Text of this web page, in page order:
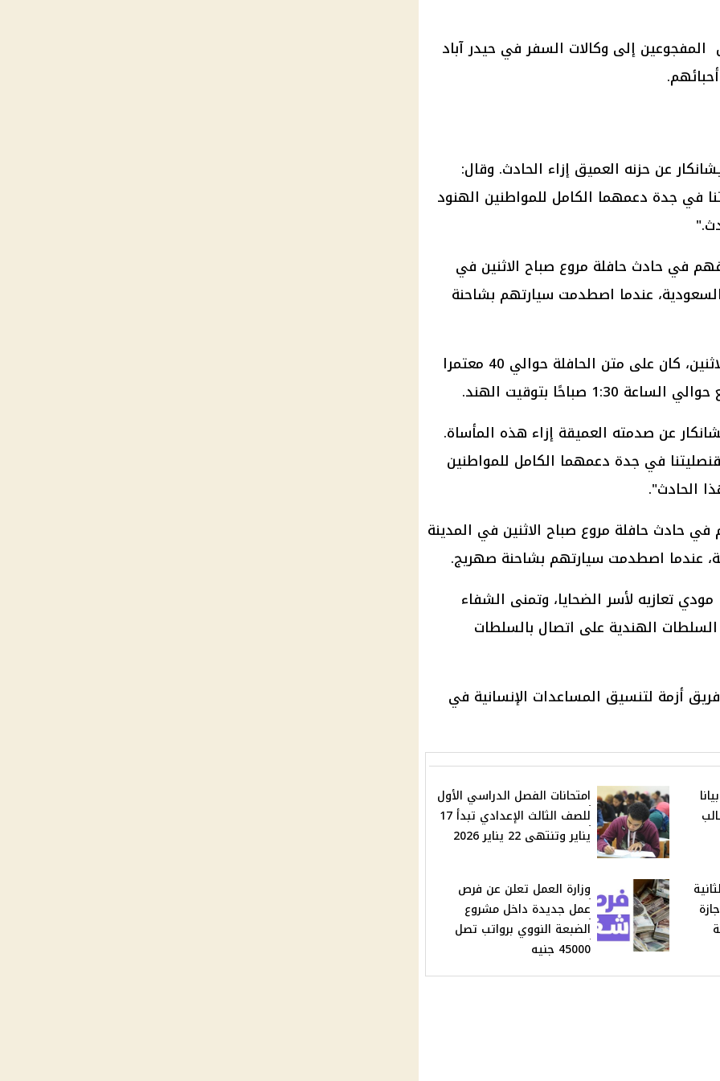
المفجوعين إلى وكالات السفر في حيدر آباد
عن حزنه العميق إزاء الحادث. وقال:
في جدة دعمهما الكامل للمواطنين الهنود
في حادث حافلة مروع صباح الاثنين في
السعودية، عندما اصطدمت سيارتهم بشاحنة
ووفقًا للتقارير التي جُمعت اليوم الاثنين، كان على متن الحافلة حوالي 40 معتمرا
صباحًا بتوقيت الهند.
عن صدمته العميقة إزاء هذه المأساة.
في جدة دعمهما الكامل للمواطنين
الحادث".
حادث حافلة مروع صباح الاثنين في المدينة
عندما اصطدمت سيارتهم بشاحنة صهريج.
مودي تعازيه لأسر الضحايا، وتمنى الشفاء
الهندية على اتصال بالسلطات
أزمة لتنسيق المساعدات الإنسانية في
امتحانات الفصل الدراسي الأول
للصف الثالث الإعدادي تبدأ 17
يناير وتنتهى 22 يناير 2026
وزارة العمل تعلن عن فرص
عمل جديدة داخل مشروع
الضبعة النووي برواتب تصل
45000 جنيه